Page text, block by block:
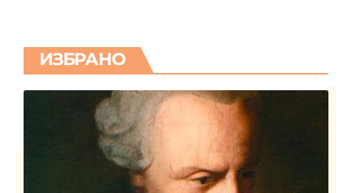
ИЗБРАНО